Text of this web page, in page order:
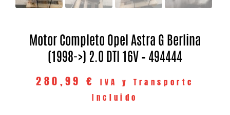
Motor Completo Opel Astra G Berlina
(1998->) 2.0 DTI 16V – 494444
280,99€
IVA y Transporte
Incluido